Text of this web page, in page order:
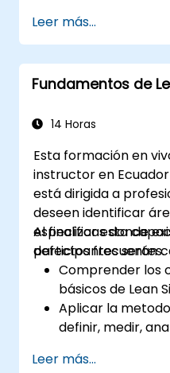
formación busca
pensamiento Lean.
Leer más...
Fundamentos de
14 Horas
Esta formación en
instructor en
está dirigida a
deseen identificar
específicas donde
defectos frecuentes.
Al finalizar esta
participantes serán
Comprender los
básicos de Lean
Aplicar la
definir, medir,
Elaborar un plan
Leer más...